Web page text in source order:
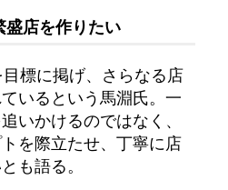
店を作りたい
標に掲げ、さらなる店
いるという馬淵氏。一
いかけるのではなく、
を際立たせ、丁寧に店
も語る。